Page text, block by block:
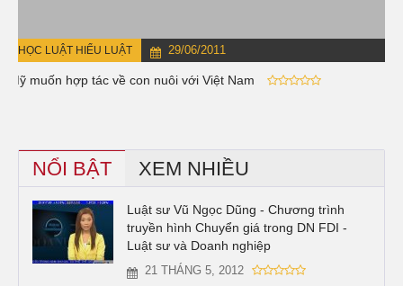
HỌC LUẬT HIỂU LUẬT 29/06/2011
Mỹ muốn hợp tác về con nuôi với Việt Nam
NỔI BẬT XEM NHIỀU
Luật sư Vũ Ngọc Dũng - Chương trình
truyền hình Chuyển giá trong DN FDI -
Luật sư và Doanh nghiệp
21 THÁNG 5, 2012